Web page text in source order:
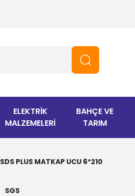
ELEKTRİK
MALZEMELERİ
BAHÇE VE
TARIM
SDS PLUS MATKAP UCU 6*210
SGS